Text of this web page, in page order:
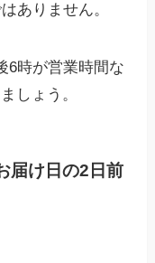
ありません。
6時が営業時間な
しょう。
届け日の2日前